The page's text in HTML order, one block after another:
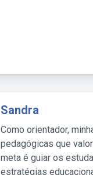
Sandra
Como orientador,
pedagógicas que
meta é guiar os
estratégias